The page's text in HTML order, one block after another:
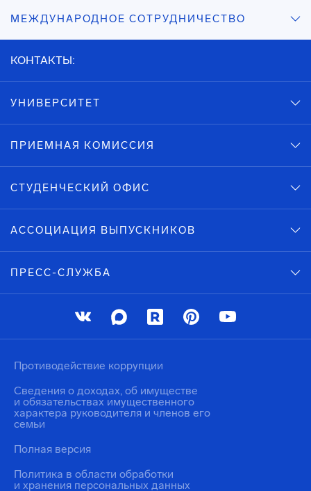
МЕЖДУНАРОДНОЕ СОТРУДНИЧЕСТВО
КОНТАКТЫ:
УНИВЕРСИТЕТ
ПРИЕМНАЯ КОМИССИЯ
СТУДЕНЧЕСКИЙ ОФИС
АССОЦИАЦИЯ ВЫПУСКНИКОВ
ПРЕСС-СЛУЖБА
Политика в области обработки
и хранения персональных данных
Противодействие коррупции
Сведения о доходах, об имуществе
и обязательствах имущественного
характера руководителя и членов его
семьи
Полная версия